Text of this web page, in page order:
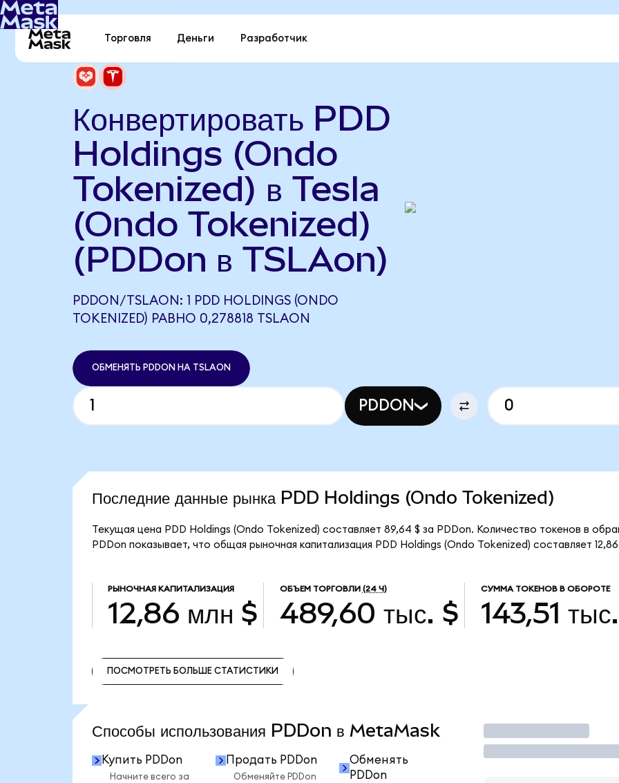
Торговля Деньги Разработчик
Конвертировать PDD
Holdings (Ondo
Tokenized) в Tesla
(Ondo Tokenized)
(PDDon в TSLAon)
PDDON/TSLAON: 1 PDD HOLDINGS (ONDO
TOKENIZED) РАВНО 0,278818 TSLAON
ОБМЕНЯТЬ PDDON НА TSLAON
PDDON
Последние данные рынка PDD Holdings (Ondo Tokenized)
Текущая цена PDD Holdings (Ondo Tokenized) составляет 89,64 $ за PDDon. Количество токенов в
PDDon показывает, что общая рыночная капитализация PDD Holdings (Ondo Tokenized) составляет
РЫНОЧНАЯ КАПИТАЛИЗАЦИЯ
12,86 млн $
ОБЪЕМ ТОРГОВЛИ (24 Ч)
489,60 тыс. $
СУММА ТОКЕНОВ В ОБОРОТЕ
143,51 тыс.
ПОСМОТРЕТЬ БОЛЬШЕ СТАТИСТИКИ
Способы использования PDDon в MetaMask
Купить PDDon
Начните всего за
Продать PDDon
Обменяйте PDDon
Обменять
PDDon
Торговать